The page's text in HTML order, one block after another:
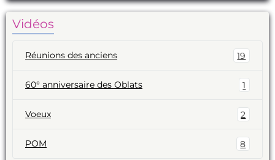
Vidéos
Réunions des anciens 19
60° anniversaire des Oblats 1
Voeux 2
POM 8